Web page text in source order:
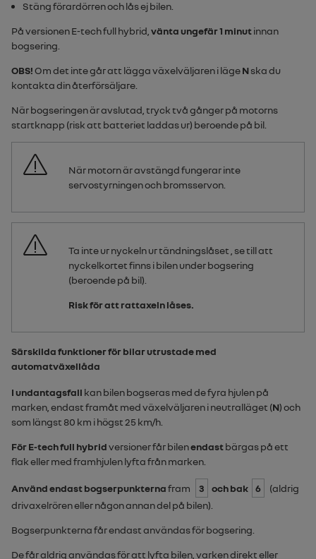
Stäng förardörren och lås ej bilen.
På versionenE-tech full hybrid vänta ungefär 1 minutinnan
bogsering.
OBS!Om det inte går att lägga växelväljaren i lägeNska du
kontakta din återförsäljare.
När bogseringen är avslutad, tryck två gånger på motorns
startknapp (risk att batteriet laddas ur) beroende på bil.
När motorn är avstängd fungerar inte
servostyrningen och bromsservon.
Ta inte ur nyckeln ur tändningslåset , se till att
nyckelkortet finns i bilen under bogsering
(beroende på bil).
Risk för att rattaxeln låses.
Särskilda funktioner för bilar utrustade med
automatväxellåda
I undantagsfall kan bilen bogseras med de fyra hjulen på
marken, endast framåt med växelväljaren i neutralläget (N) och
som längst 80 km i högst 25 km/h.
FörE-tech full hybridversioner får bilenendastbärgas på ett
flak eller med framhjulen lyfta från marken.
Använd endast bogserpunkternafram 3 och bak 6
(aldrig
drivaxelrören eller någon annan del på bilen).
Bogserpunkterna får endast användas för bogsering.
De får aldrig användas för att lyfta bilen, varken direkt eller